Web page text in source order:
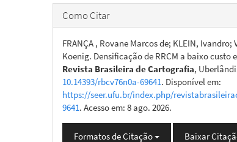
Como Citar
FRANÇA , Rovane Marcos de; KLEIN, Ivandro;
Koenig. Densificação de RRCM a baixo custo
Revista Brasileira de Cartografia,
10.14393/rbcv76n0a-69641. Disponível em:
https://seer.ufu.br/index.php/
9641. Acesso em: 8 ago. 2026.
Formatos de Citação Baixar